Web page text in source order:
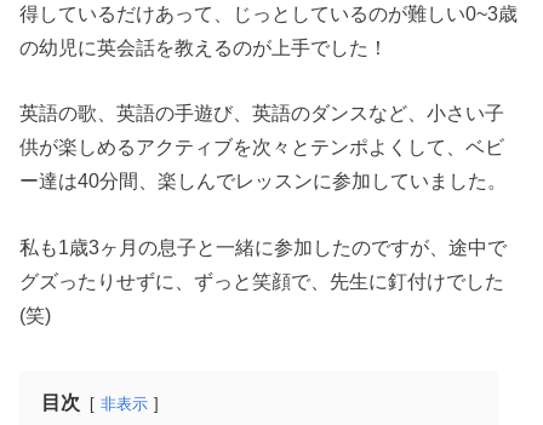
得しているだけあって、じっとしているのが難しい0~3歳
の幼児に英会話を教えるのが上手でした！
英語の歌、英語の手遊び、英語のダンスなど、小さい子
供が楽しめるアクティブを次々とテンポよくして、ベビ
ー達は40分間、楽しんでレッスンに参加していました。
私も1歳3ヶ月の息子と一緒に参加したのですが、途中で
グズったりせずに、ずっと笑顔で、先生に釘付けでした
(笑)
目次 非表示